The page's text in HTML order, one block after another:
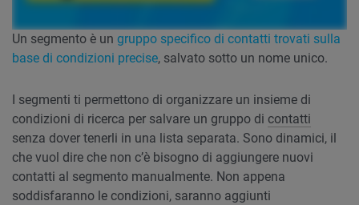
Un segmento è un gruppo specifico di contatti trovati sulla
base di condizioni precise, salvato sotto un nome unico.
I segmenti ti permettono di organizzare un insieme di
condizioni di ricerca per salvare un gruppo di contatti
senza dover tenerli in una lista separata. Sono dinamici, il
che vuol dire che non c’è bisogno di aggiungere nuovi
contatti al segmento manualmente. Non appena
soddisfaranno le condizioni, saranno aggiunti